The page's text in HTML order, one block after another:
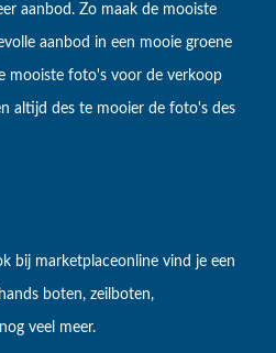
aanbod. Zo maak de mooiste
aanbod in een mooie groene
mooiste foto's voor de verkoop
altijd des te mooier de foto's des
bij marketplaceonline vind je een
boten, zeilboten,
veel meer.